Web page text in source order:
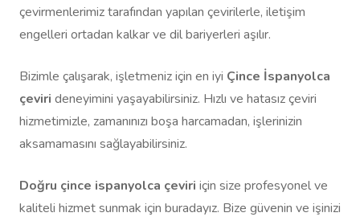
çevirmenlerimiz tarafından yapılan çevirilerle, iletişim
engelleri ortadan kalkar ve dil bariyerleri aşılır.
Bizimle çalışarak, işletmeniz için en iyi Çince İspanyolca
çeviri deneyimini yaşayabilirsiniz. Hızlı ve hatasız çeviri
hizmetimizle, zamanınızı boşa harcamadan, işlerinizin
aksamamasını sağlayabilirsiniz.
Doğru çince ispanyolca çeviri için size profesyonel ve
kaliteli hizmet sunmak için buradayız. Bize güvenin ve işinizi